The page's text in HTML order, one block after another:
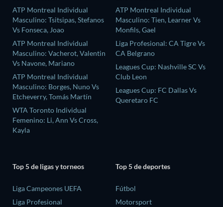
ATP Montreal Individual
Masculino: Tsitsipas, Stefanos
Vs Fonseca, Joao
ATP Montreal Individual
Masculino: Vacherot, Valentin
Vs Navone, Mariano
ATP Montreal Individual
Masculino: Borges, Nuno Vs
Etcheverry, Tomás Martín
WTA Toronto Individual
Femenino: Li, Ann Vs Cross,
Kayla
ATP Montreal Individual
Masculino: Tien, Learner Vs
Monfils, Gael
Liga Profesional: CA Tigre Vs
CA Belgrano
Leagues Cup: Nashville SC Vs
Club Leon
Leagues Cup: FC Dallas Vs
Queretaro FC
Top 5 de ligas y torneos
Liga Campeones UEFA
Liga Profesional
Top 5 de deportes
Fútbol
Motorsport